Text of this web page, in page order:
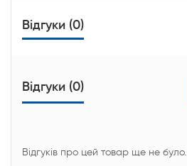
Відгуки (0)
Відгуки (0)
Відгуків про цей товар ще не було.